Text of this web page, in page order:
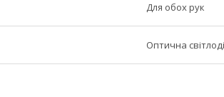
Для обох рук
Оптична